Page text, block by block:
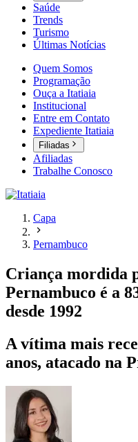
Saúde
Trends
Turismo
Últimas Notícias
Quem Somos
Programação
Ouça a Itatiaia
Institucional
Entre em Contato
Expediente Itatiaia
Filiadas
Afiliadas
Trabalhe Conosco
Capa
Pernambuco
Criança mordida
Pernambuco é a
desde 1992
A vítima mais
anos, atacado na